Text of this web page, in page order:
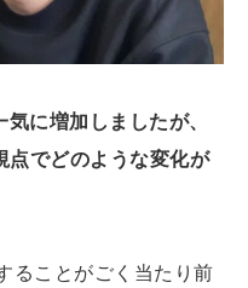
に増加しましたが、
点でどのような変化が
ることがごく当たり前